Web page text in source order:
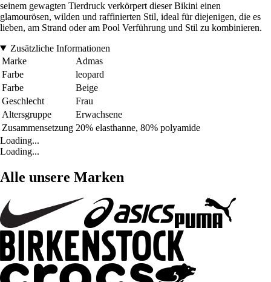
seinem gewagten Tierdruck verkörpert dieser Bikini einen
glamourösen, wilden und raffinierten Stil, ideal für diejenigen, die es
lieben, am Strand oder am Pool Verführung und Stil zu kombinieren.
Zusätzliche Informationen
Marke
Admas
Farbe
leopard
Farbe
Beige
Geschlecht
Frau
Altersgruppe
Erwachsene
Zusammensetzung 20% elasthanne, 80% polyamide
Loading...
Loading...
Alle unsere Marken